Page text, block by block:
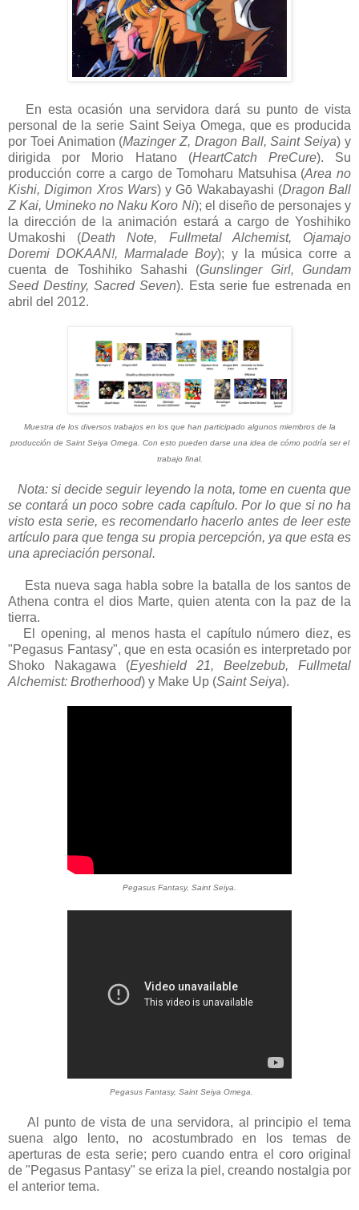
En esta ocasión una servidora dará su punto de vista
personal de la serie Saint Seiya Omega, que es producida
por Toei Animation (Mazinger Z, Dragon Ball, Saint Seiya) y
dirigida por Morio Hatano (HeartCatch PreCure). Su
producción corre a cargo de Tomoharu Matsuhisa (Area no
Kishi, Digimon Xros Wars) y Gō Wakabayashi (Dragon Ball
Z Kai, Umineko no Naku Koro Ni); el diseño de personajes y
la dirección de la animación estará a cargo de Yoshihiko
Umakoshi (Death Note, Fullmetal Alchemist, Ojamajo
Doremi DOKAAN!, Marmalade Boy); y la música corre a
cuenta de Toshihiko Sahashi (Gunslinger Girl, Gundam
Seed Destiny, Sacred Seven). Esta serie fue estrenada en
abril del 2012.
Muestra de los diversos trabajos en los que han participado algunos miembros de la
producción de Saint Seiya Omega. Con esto pueden darse una idea de cómo podría ser el
trabajo final.
Nota: si decide seguir leyendo la nota, tome en cuenta que
se contará un poco sobre cada capítulo. Por lo que si no ha
visto esta serie, es recomendarlo hacerlo antes de leer este
artículo para que tenga su propia percepción, ya que esta es
una apreciación personal.
Esta nueva saga habla sobre la batalla de los santos de
Athena contra el dios Marte, quien atenta con la paz de la
tierra.
El opening, al menos hasta el capítulo número diez, es
"Pegasus Fantasy", que en esta ocasión es interpretado por
Shoko Nakagawa (Eyeshield 21, Beelzebub, Fullmetal
Alchemist: Brotherhood) y Make Up (Saint Seiya).
Pegasus Fantasy, Saint Seiya.
Pegasus Fantasy, Saint Seiya Omega.
Al punto de vista de una servidora, al principio el tema
suena algo lento, no acostumbrado en los temas de
aperturas de esta serie; pero cuando entra el coro original
de "Pegasus Pantasy" se eriza la piel, creando nostalgia por
el anterior tema.